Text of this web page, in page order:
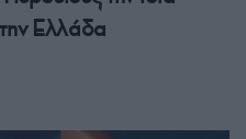
Ελλάδα